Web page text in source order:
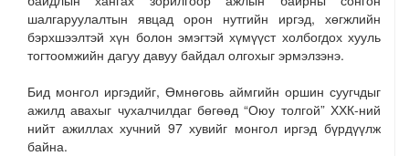
шалгаруулалтын явцад орон нутгийн иргэд, хөгжлийн
бэрхшээлтэй хүн болон эмэгтэй хүмүүст холбогдох хууль
тогтоомжийн дагуу давуу байдал олгохыг эрмэлзэнэ.
Бид монгол иргэдийг, Өмнөговь аймгийн оршин суугчдыг
ажилд авахыг чухалчилдаг бөгөөд “Оюу толгой” ХХК-ний
нийт ажиллах хучний 97 хувийг монгол иргэд бүрдүүлж
байна.